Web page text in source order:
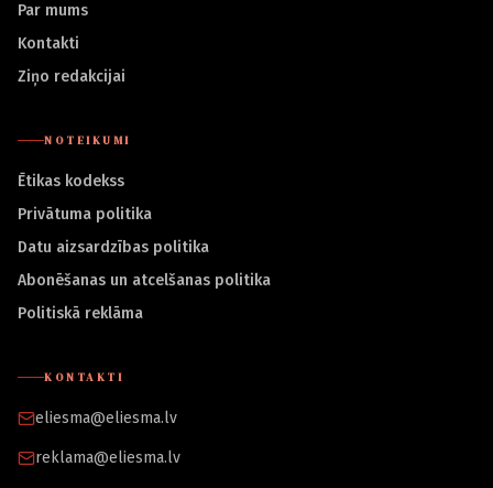
Par mums
Kontakti
Ziņo redakcijai
NOTEIKUMI
Ētikas kodekss
Privātuma politika
Datu aizsardzības politika
Abonēšanas un atcelšanas politika
Politiskā reklāma
KONTAKTI
eliesma@eliesma.lv
reklama@eliesma.lv